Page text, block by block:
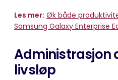
Les mer: Øk både
Samsung Galaxy Enterprise
Administrasjon
livsløp